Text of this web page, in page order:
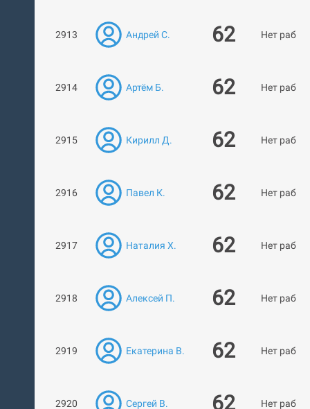
2913 Андрей С. 62 Нет работ
2914 Артём Б. 62 Нет работ
2915 Кирилл Д. 62 Нет работ
2916 Павел К. 62 Нет работ
2917 Наталия Х. 62 Нет работ
2918 Алексей П. 62 Нет работ
2919 Екатерина В. 62 Нет работ
2920 Сергей В. 62 Нет работ